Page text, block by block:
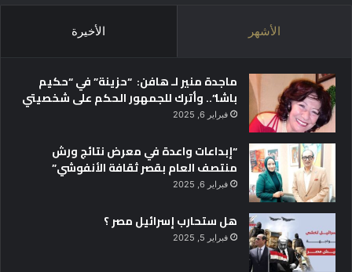
الأشهر الأخيرة
ماجدة منير لـ هافن: “حزينة” في “حكيم
باشا”.. وأترك للجمهور الحكم على شخصيتي
فبراير 6, 2025
“إبداعات واعدة في معرض نتائج ورش
منتصف العام بقصر ثقافة الأنفوشي”
فبراير 6, 2025
هل ستحارب إسرائيل مصر ؟
فبراير 5, 2025